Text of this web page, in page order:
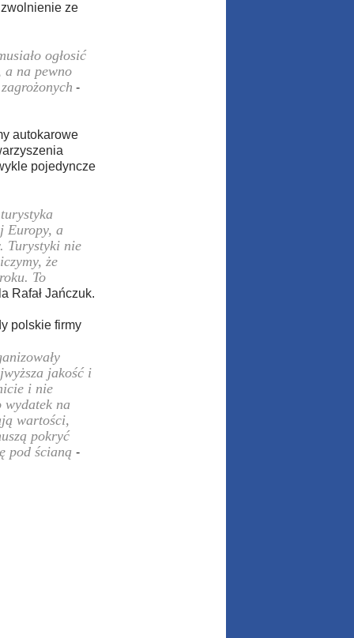
ze
ogłosić
a na pewno
-
autokarowe
pojedyncze
Europy, a
Turystyki nie
że
To
Rafał Jańczuk.
polskie firmy
jakość i
i nie
wydatek na
wartości,
pokryć
pod ścianą -